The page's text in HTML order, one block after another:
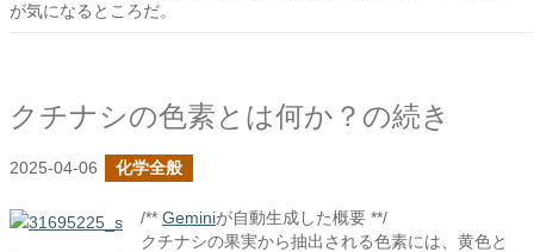
が気になるところだ。
クチナシの色素とは何か？の続き
2025-04-06 化学全般
/** Geminiが自動生成した概要 **/
クチナシの果実から抽出される色素には、黄色と